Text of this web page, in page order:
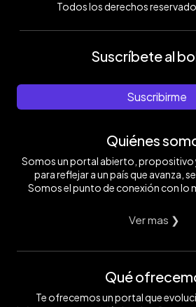
Todos los derechos
Suscríbete al
Suscribirme
Quiénes
Somos un portal abierto, propositivo
para reflejar a un país que avanza,
Somos el punto de conexión con lo
Ver mas ❯
Qué
Te ofrecemos un portal que